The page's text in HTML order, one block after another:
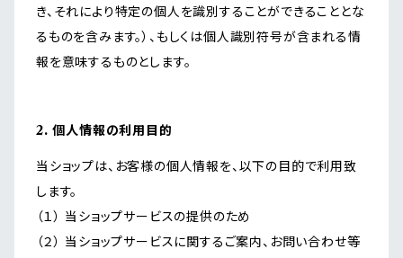
き、それにより特定の個人を識別することができることとな
るものを含みます。）、もしくは個人識別符号が含まれる情
報を意味するものとします。
2. 個人情報の利用目的
当ショップは、お客様の個人情報を、以下の目的で利用致
します。
（１） 当ショップサービスの提供のため
（２） 当ショップサービスに関するご案内、お問い合わせ等